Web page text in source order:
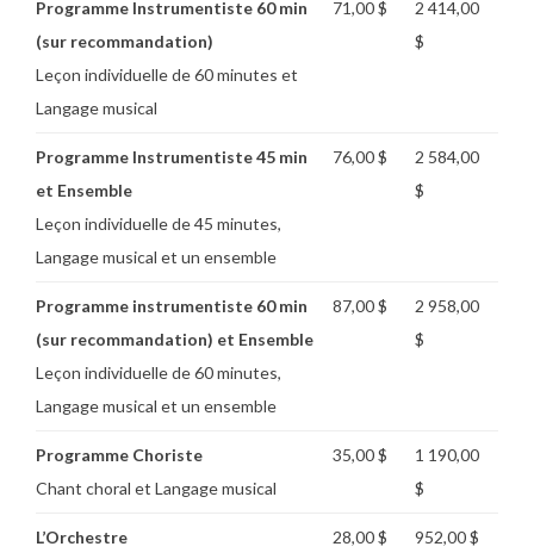
Programme Instrumentiste 60 min
(sur recommandation)
Leçon individuelle de 60 minutes et
Langage musical
71,00 $
2 414,00
$
Programme Instrumentiste45 min
et Ensemble
Leçon individuelle de 45 minutes,
Langage musical et un ensemble
76,00 $
2 584,00
$
Programme instrumentiste 60 min
(sur recommandation) et Ensemble
Leçon individuelle de 60 minutes,
Langage musical et un ensemble
87,00 $
2 958,00
$
Programme Choriste
Chant choral et Langage musical
35,00 $
1 190,00
$
L’Orchestre
28,00 $ 952,00 $